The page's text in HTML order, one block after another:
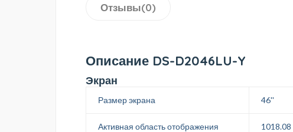
Отзывы(0)
Описание DS-D2046LU-Y
Экран
Размер экрана 46''
Активная область отображения